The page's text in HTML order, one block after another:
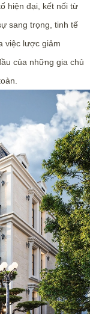
hiện đại, kết nối từ
sang trọng, tinh tế
việc lược giảm
của những gia chủ